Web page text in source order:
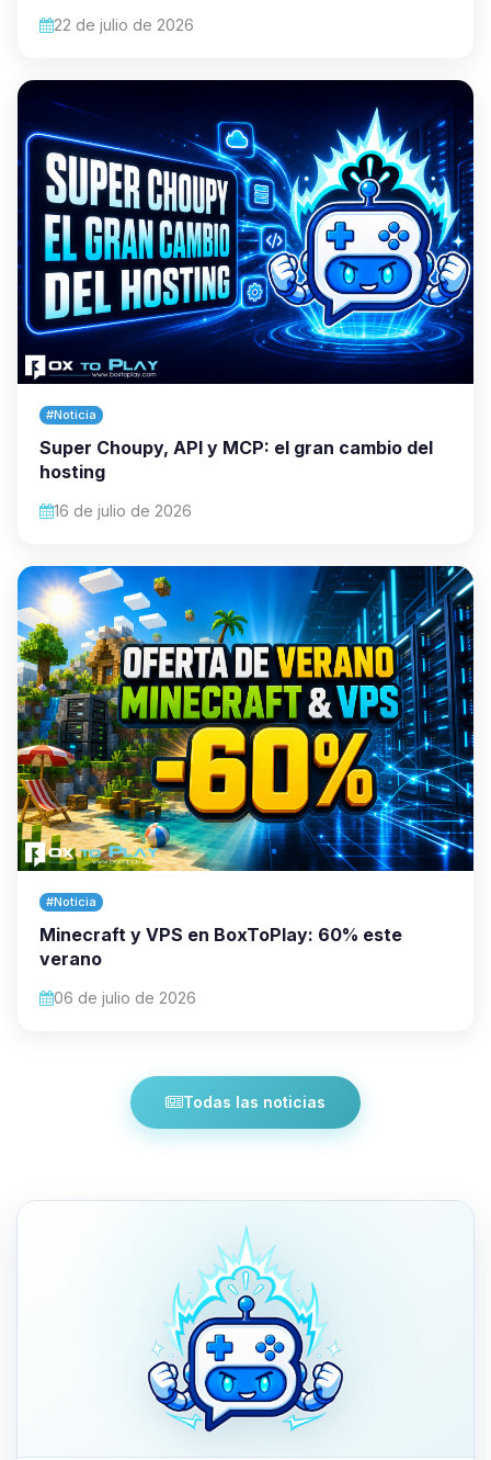
22 de julio de 2026
#Noticia
Super Choupy, API y MCP: el gran cambio del
hosting
16 de julio de 2026
#Noticia
Minecraft y VPS en BoxToPlay: 60% este
verano
06 de julio de 2026
Todas las noticias